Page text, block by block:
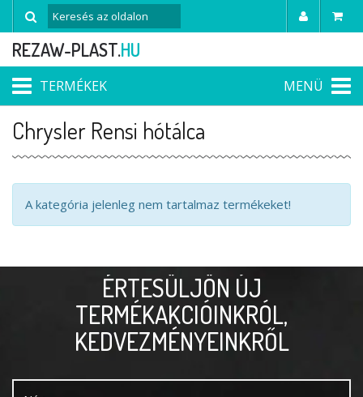
REZAW-PLAST.HU
TERMÉKEK MENÜ
Chrysler Rensi hótálca
A kategória jelenleg nem tartalmaz termékeket!
ÉRTESÜLJÖN ÚJ
TERMÉKAKCIÓINKRÓL,
KEDVEZMÉNYEINKRŐL